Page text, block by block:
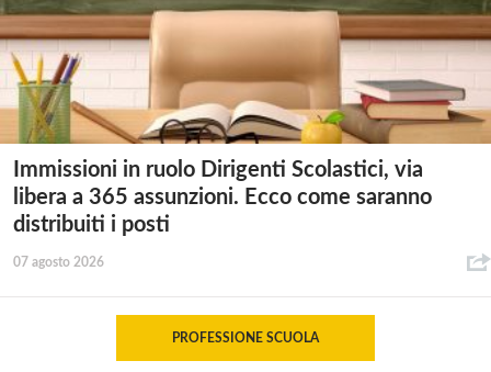
Immissioni in ruolo Dirigenti Scolastici, via
libera a 365 assunzioni. Ecco come saranno
distribuiti i posti
07 agosto 2026
PROFESSIONE SCUOLA